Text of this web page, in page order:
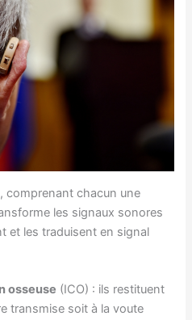
, comprenant chacun une
les signaux sonores
et les traduisent en signal
osseuse (ICO) : ils restituent
transmise soit à la voute